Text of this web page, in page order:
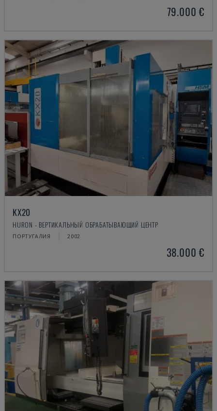
79.000 €
KX20
HURON - ВЕРТИКАЛЬНЫЙ ОБРАБАТЫВАЮЩИЙ ЦЕНТР
ПОРТУГАЛИЯ 2002
38.000 €